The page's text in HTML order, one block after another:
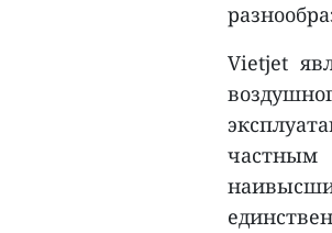
Vietjet